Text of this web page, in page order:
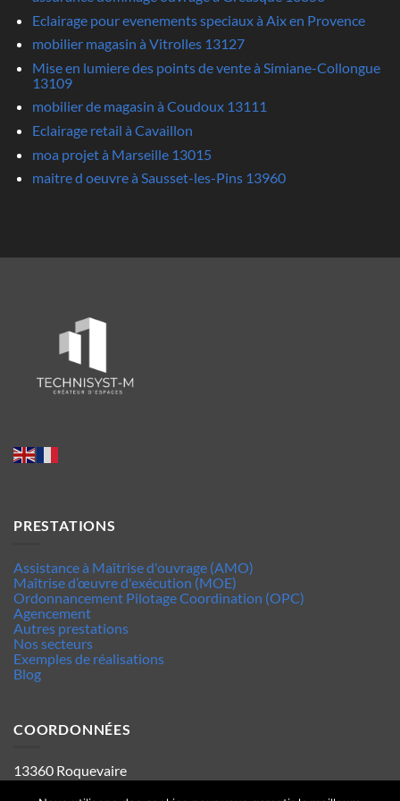
Eclairage pour evenements speciaux à Aix en Provence
mobilier magasin à Vitrolles 13127
Mise en lumiere des points de vente à Simiane-Collongue
13109
mobilier de magasin à Coudoux 13111
Eclairage retail à Cavaillon
moa projet à Marseille 13015
maitre d oeuvre à Sausset-les-Pins 13960
PRESTATIONS
Assistance à Maîtrise d'ouvrage (AMO)
Maîtrise d’œuvre d'exécution (MOE)
Ordonnancement Pilotage Coordination (OPC)
Agencement
Autres prestations
Nos secteurs
Exemples de réalisations
Blog
COORDONNÉES
13360 Roquevaire
Tel : 06.63.70.62.44